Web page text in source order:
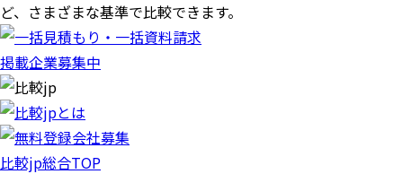
ど、さまざまな基準で比較できます。
掲載企業募集中
比較jp総合TOP